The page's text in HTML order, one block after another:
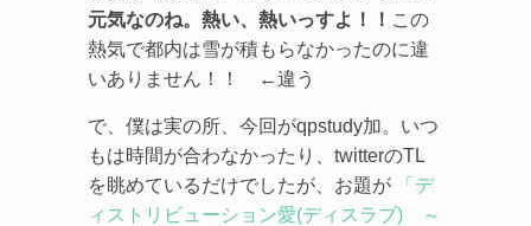
元気なのね。熱い、熱いっすよ！！ この
熱気で都内は雪が積もらなかったのに違
いありません！！ ←違う
で、僕は実の所、今回がqpstudy加。いつ
もは時間が合わなかったり、twitterのTL
を眺めているだけでしたが、お題が
「デ
ィストリビューション愛(ディスラブ) ～